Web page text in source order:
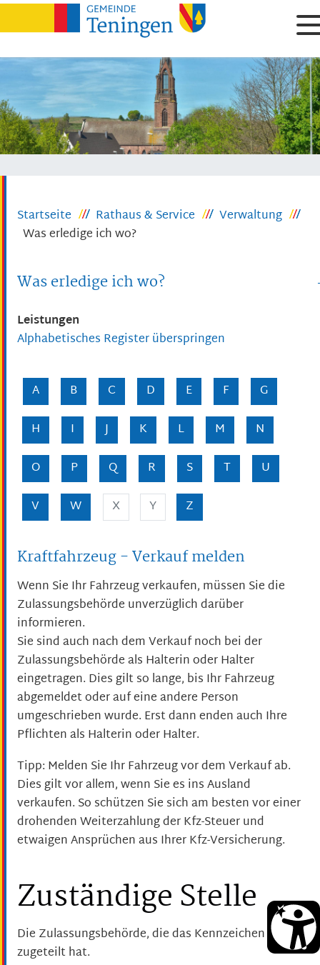
Startseite Rathaus & Service
Verwaltung
Was erledige ich wo?
Was erledige ich wo?
Leistungen
Alphabetisches Register überspringen
A B C D E F
G
H
I J K L M
N
O
P Q R S T
U
V
W X Y Z
Kraftfahrzeug - Verkauf melden
Wenn Sie Ihr Fahrzeug verkaufen, müssen Sie die
Zulassungsbehörde unverzüglich darüber
informieren.
Sie sind auch nach dem Verkauf noch bei der
Zulassungsbehörde als Halterin oder Halter
eingetragen. Dies gilt so lange, bis Ihr Fahrzeug
abgemeldet oder auf eine andere Person
umgeschrieben wurde. Erst dann enden auch Ihre
Pflichten als Halterin oder Halter.
Tipp: Melden Sie Ihr Fahrzeug vor dem Verkauf ab.
Dies giltvor allem, wenn Sie es ins Ausland
verkaufen. So schützen Sie sich am besten vor einer
drohenden Weiterzahlung der Kfz-Steuer und
etwaigen Ansprüchen aus Ihrer Kfz-Versicherung.
Zuständige Stelle
Die Zulassungsbehörde, die das Kennzeichen
zugeteilt hat.